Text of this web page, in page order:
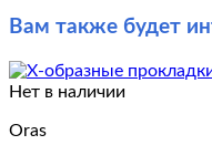
Вам также будет
Нет в наличии
Oras